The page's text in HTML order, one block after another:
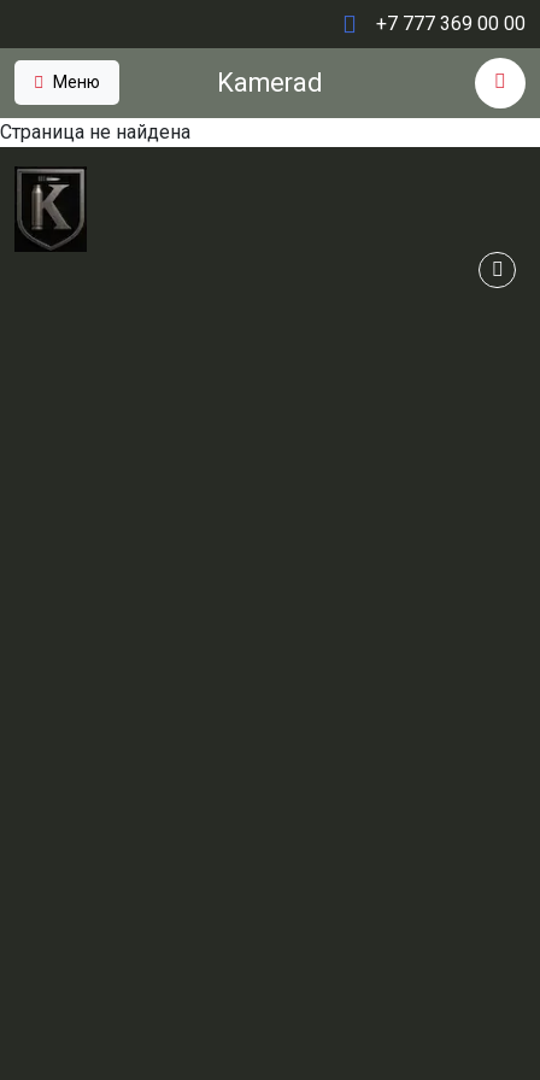
+7 777 369 00 00
Меню Kamerad
Страница не найдена